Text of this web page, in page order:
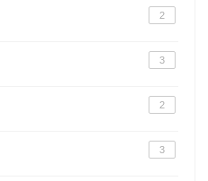
2
3
2
3